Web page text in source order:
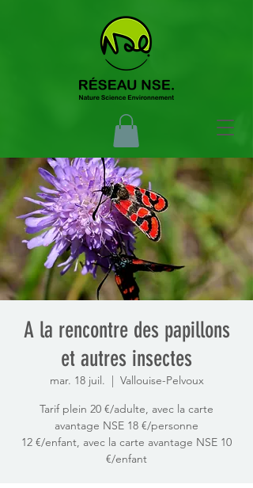
A la rencontre des papillons
et autres insectes
mar. 18 juil.
  |
Vallouise-Pelvoux
Tarif plein 20 €/adulte, avec la carte
avantage NSE 18 €/personne
12 €/enfant, avec la carte avantage NSE 10
€/enfant